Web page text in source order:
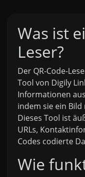
Was ist
Leser?
Der QR-Code-
Tool von Digily
Informationen
indem sie ein
Dieses Tool ist
URLs,
Codes codierte
Wie